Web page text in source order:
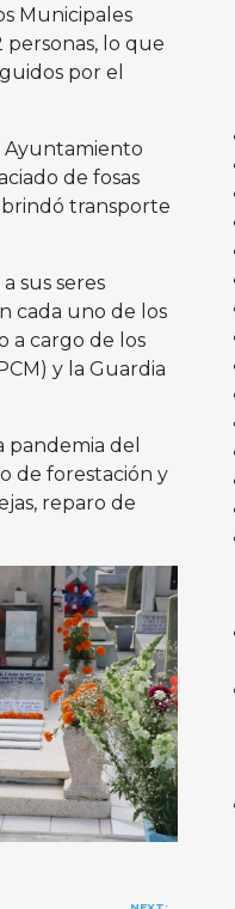
Municipales
personas, lo que
por el
Ayuntamiento
de fosas
brindó transporte
sus seres
cada uno de los
a cargo de los
y la Guardia
pandemia del
de forestación y
reparo de